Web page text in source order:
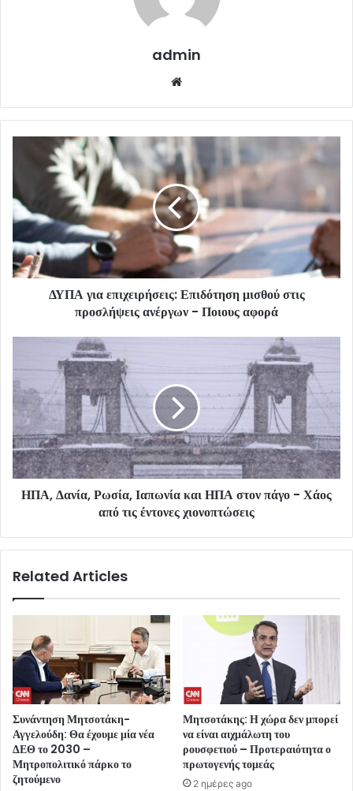
admin
ΔΥΠΑ για επιχειρήσεις: Επιδότηση μισθού στις
προσλήψεις ανέργων - Ποιους αφορά
ΗΠΑ, Δανία, Ρωσία, Ιαπωνία και ΗΠΑ στον πάγο - Χάος
από τις έντονες χιονοπτώσεις
Related Articles
Συνάντηση Μητσοτάκη-
Αγγελούδη: Θα έχουμε μία νέα
ΔΕΘ το 2030 –
Μητροπολιτικό πάρκο το
ζητούμενο
Μητσοτάκης: Η χώρα δεν μπορεί
να είναι αιχμάλωτη του
ρουσφετιού – Προτεραιότητα ο
πρωτογενής τομεάς
2 ημέρες ago